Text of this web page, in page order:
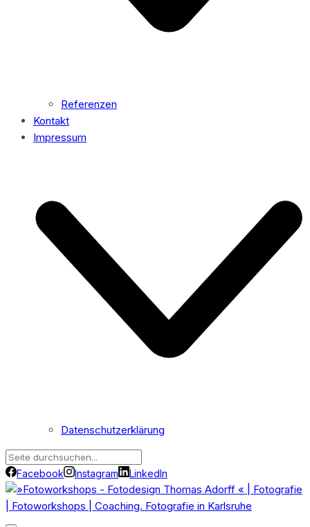
Referenzen
Kontakt
Impressum
Datenschutzerklärung
Facebook Instagram LinkedIn